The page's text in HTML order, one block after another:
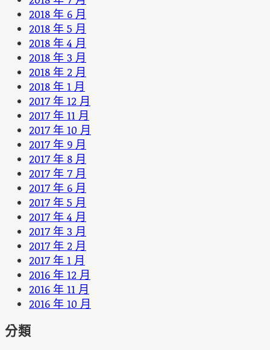
2018 年 6 月
2018 年 5 月
2018 年 4 月
2018 年 3 月
2018 年 2 月
2018 年 1 月
2017 年 12 月
2017 年 11 月
2017 年 10 月
2017 年 9 月
2017 年 8 月
2017 年 7 月
2017 年 6 月
2017 年 5 月
2017 年 4 月
2017 年 3 月
2017 年 2 月
2017 年 1 月
2016 年 12 月
2016 年 11 月
2016 年 10 月
分類